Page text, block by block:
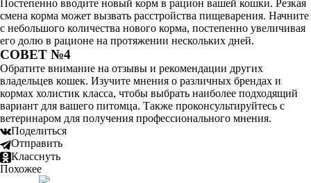
Постепенно вводите новый корм в рацион вашей кошки. Резкая
смена корма может вызвать расстройства пищеварения. Начните
с небольшого количества нового корма, постепенно увеличивая
его долю в рационе на протяжении нескольких дней.
СОВЕТ №4
Обратите внимание на отзывы и рекомендации других
владельцев кошек. Изучите мнения о различных брендах и
кормах холистик класса, чтобы выбрать наиболее подходящий
вариант для вашего питомца. Также проконсультируйтесь с
ветеринаром для получения профессионального мнения.
Поделиться
Отправить
Класснуть
Похожее